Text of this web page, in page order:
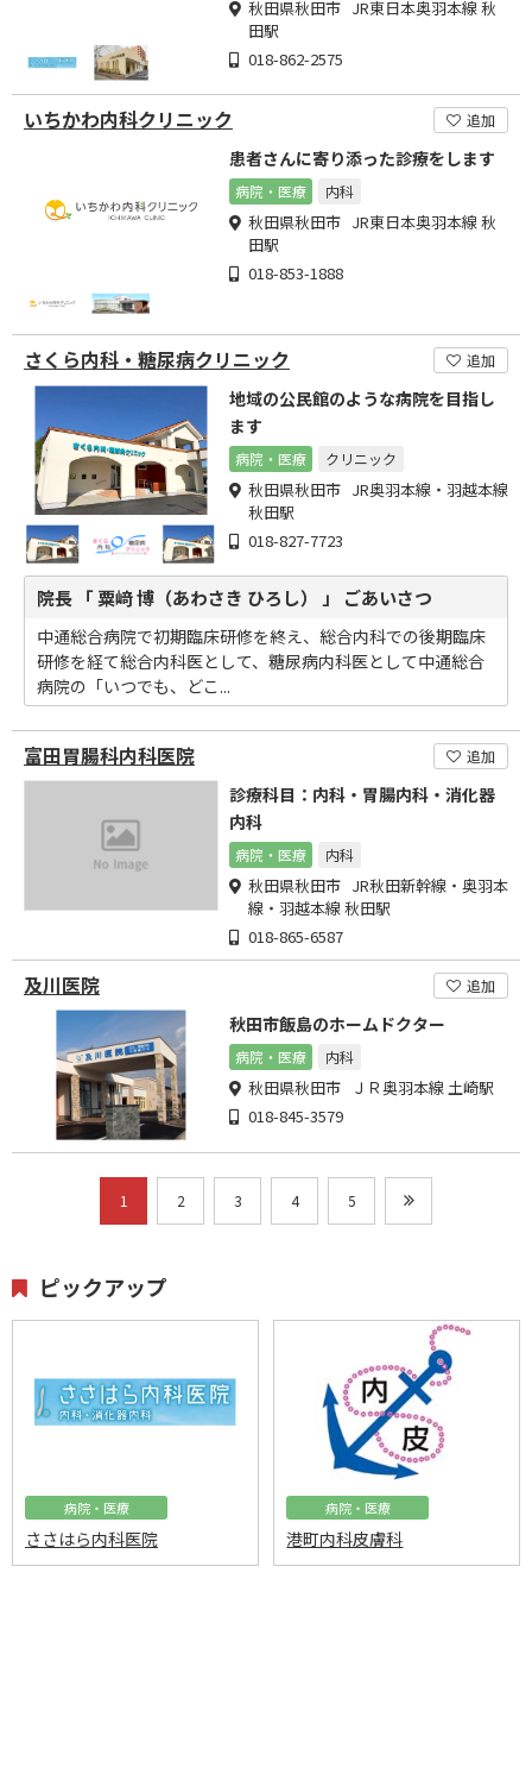
秋田県秋田市 JR東日本奥羽本線 秋
田駅
018-862-2575
いちかわ内科クリニック 追加
患者さんに寄り添った診療をします
病院・医療 内科
秋田県秋田市 JR東日本奥羽本線 秋
田駅
018-853-1888
さくら内科・糖尿病クリニック 追加
地域の公民館のような病院を目指し
ます
病院・医療 クリニック
秋田県秋田市 JR奥羽本線・羽越本線
秋田駅
018-827-7723
院長 「 粟﨑 博（あわさき ひろし） 」 ごあいさつ
中通総合病院で初期臨床研修を終え、総合内科での後期臨床
研修を経て総合内科医として、糖尿病内科医として中通総合
病院の「いつでも、どこ...
富田胃腸科内科医院 追加
診療科目：内科・胃腸内科・消化器
内科
病院・医療 内科
秋田県秋田市 JR秋田新幹線・奥羽本
線・羽越本線 秋田駅
018-865-6587
及川医院 追加
秋田市飯島のホームドクター
病院・医療 内科
秋田県秋田市 ＪＲ奥羽本線 土崎駅
018-845-3579
1 2 3 4 5
ピックアップ
病院・医療
ささはら内科医院
病院・医療
港町内科皮膚科